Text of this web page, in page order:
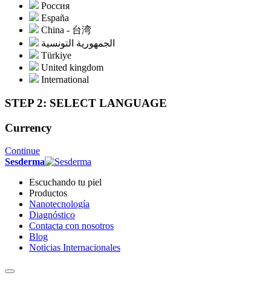
Россия
España
China - 台湾
الجمهورية التونسية
Türkiye
United kingdom
International
STEP 2: SELECT LANGUAGE
Currency
Continue
Sesderma
Escuchando tu piel
Productos
Nanotecnología
Diagnóstico
Contacta con nosotros
Blog
Noticias Internacionales